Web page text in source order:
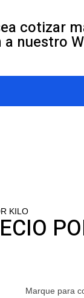
cotizar
a nuestro
KILO
Marque para